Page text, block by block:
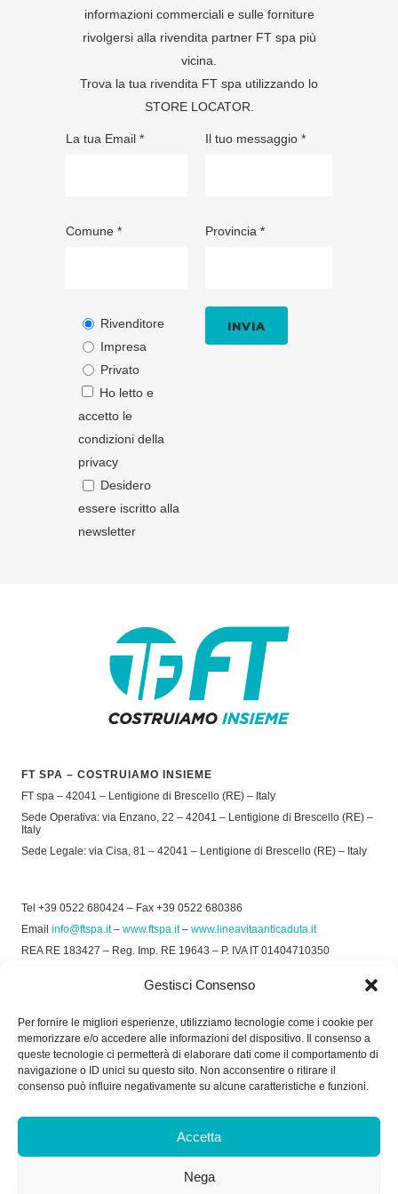
Gestisci Consenso
Per fornire le migliori esperienze, utilizziamo tecnologie come i cookie per
memorizzare e/o accedere alle informazioni del dispositivo. Il consenso a
queste tecnologie ci permetterà di elaborare dati come il comportamento di
navigazione o ID unici su questo sito. Non acconsentire o ritirare il
consenso può influire negativamente su alcune caratteristiche e funzioni.
Accetta
Nega
informazioni commerciali e sulle forniture
rivolgersi alla rivendita partner FT spa più
vicina.
Trova la tua rivendita FT spa utilizzando lo
STORE LOCATOR
La tua Email *
Comune *
Rivenditore
Impresa
Privato
Ho letto e
accetto le
condizioni della
privacy
Desidero
essere iscritto alla
newsletter
Il tuo messaggio *
Provincia *
FT SPA – COSTRUIAMO INSIEME
FT spa – 42041 – Lentigione di Brescello (RE) – Italy
Sede Operativa: via Enzano, 22 – 42041 – Lentigione di Brescello (RE) –
Italy
Sede Legale: via Cisa, 81 – 42041 – Lentigione di Brescello (RE) – Italy
Tel +39 0522 680424 – Fax +39 0522 680386
Email info@ftspa.it– www.ftspa.it– www.lineavitaanticaduta.it
REA RE 183427 – Reg. Imp. RE 19643 – P. IVA IT 01404710350
Privacy Policy–Cookie Policy
SOCIAL
Dal Lunedì al Venerdì: 8.00/12.30 - 13.30/17.30